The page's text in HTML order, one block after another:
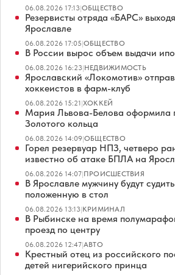
06.08.2026 17:13|ОБЩЕСТВО
Резервисты отряда «БАРС»
Ярославле
06.08.2026 17:05|ОБЩЕСТВО
В России вырос объем выдачи
06.08.2026 16:23|НЕДВИЖИМОСТЬ
Ярославский «Локомотив»
хоккеистов в фарм-клуб
06.08.2026 15:21|ХОККЕЙ
Мария Львова-Белова оформила
Золотого кольца
06.08.2026 14:09|ОБЩЕСТВО
Горел резервуар НПЗ, четверо
известно об атаке БПЛА на
06.08.2026 14:07|ПРОИСШЕСТВИЯ
В Ярославле мужчину будут судить
положенную в стол
06.08.2026 13:13|КРИМИНАЛ
В Рыбинске на время
проезд по центру
06.08.2026 12:47|АВТО
Крестный отец из российского
детей нигерийского принца